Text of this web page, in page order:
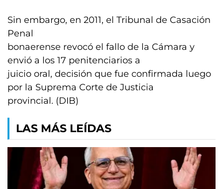
Sin embargo, en 2011, el Tribunal de Casación
Penal
bonaerense revocó el fallo de la Cámara y
envió a los 17 penitenciarios a
juicio oral, decisión que fue confirmada luego
por la Suprema Corte de Justicia
provincial. (DIB)
LAS MÁS LEÍDAS